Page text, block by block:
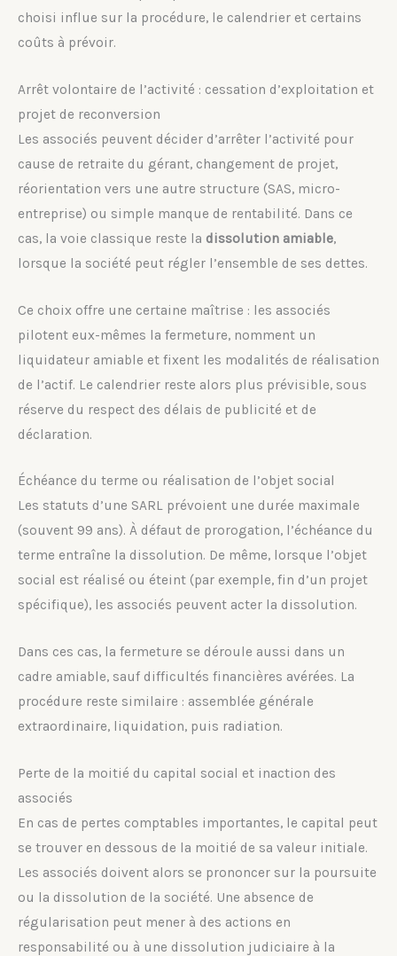
choisi influe sur la procédure, le calendrier et certains
coûts à prévoir.
Arrêt volontaire de l’activité : cessation d’exploitation et
projet de reconversion
Les associés peuvent décider d’arrêter l’activité pour
cause de retraite du gérant, changement de projet,
réorientation vers une autre structure (SAS, micro-
entreprise) ou simple manque de rentabilité. Dans ce
cas, la voie classique reste la dissolution amiable,
lorsque la société peut régler l’ensemble de ses dettes.
Ce choix offre une certaine maîtrise : les associés
pilotent eux-mêmes la fermeture, nomment un
liquidateur amiable et fixent les modalités de réalisation
de l’actif. Le calendrier reste alors plus prévisible, sous
réserve du respect des délais de publicité et de
déclaration.
Échéance du terme ou réalisation de l’objet social
Les statuts d’une SARL prévoient une durée maximale
(souvent 99 ans). À défaut de prorogation, l’échéance du
terme entraîne la dissolution. De même, lorsque l’objet
social est réalisé ou éteint (par exemple, fin d’un projet
spécifique), les associés peuvent acter la dissolution.
Dans ces cas, la fermeture se déroule aussi dans un
cadre amiable, sauf difficultés financières avérées. La
procédure reste similaire : assemblée générale
extraordinaire, liquidation, puis radiation.
Perte de la moitié du capital social et inaction des
associés
En cas de pertes comptables importantes, le capital peut
se trouver en dessous de la moitié de sa valeur initiale.
Les associés doivent alors se prononcer sur la poursuite
ou la dissolution de la société. Une absence de
régularisation peut mener à des actions en
responsabilité ou à une dissolution judiciaire à la